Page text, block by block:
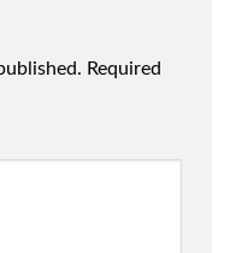
Required